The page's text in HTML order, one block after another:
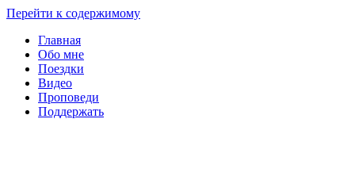
Перейти к содержимому
Главная
Обо мне
Поездки
Видео
Проповеди
Поддержать